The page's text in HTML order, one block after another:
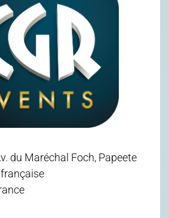
du Maréchal Foch, Papeete